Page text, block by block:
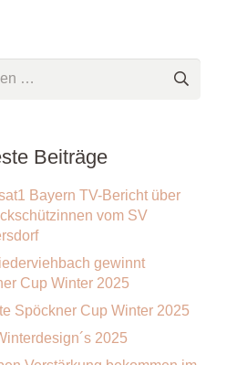
Beiträge
Bayern TV-Bericht über
vom SV
gewinnt
Cup Winter 2025
Spöckner Cup Winter 2025
2025